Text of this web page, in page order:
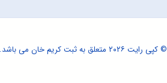
© کپی رایت ۲۰۲۶ متعلق به ثبت کریم خان می باشد.